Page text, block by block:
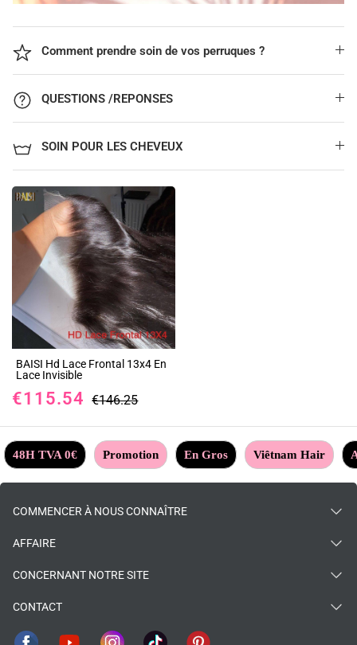
Comment prendre soin de vos perruques ?
QUESTIONS /REPONSES
SOIN POUR LES CHEVEUX
BAISI Hd Lace Frontal 13x4 En
Lace Invisible
€115.54 €146.25
48H TVA 0€ Promotion En Gros Viêtnam Hair
COMMENCER À NOUS CONNAÎTRE
AFFAIRE
CONCERNANT NOTRE SITE
CONTACT